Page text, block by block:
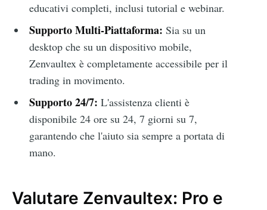
educativi completi, inclusi tutorial e webinar.
Supporto Multi-Piattaforma: Sia su un
desktop che su un dispositivo mobile,
Zenvaultex è completamente accessibile per il
trading in movimento.
Supporto 24/7: L'assistenza clienti è
disponibile 24 ore su 24, 7 giorni su 7,
garantendo che l'aiuto sia sempre a portata di
mano.
Valutare Zenvaultex: Pro e